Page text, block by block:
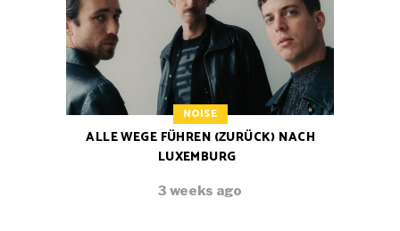
NOISE
ALLE WEGE FÜHREN (ZURÜCK) NACH
LUXEMBURG
3 weeks ago